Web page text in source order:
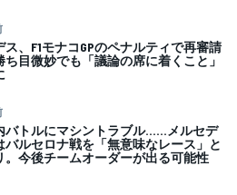
ス、F1モナコGPのペナルティで再審請
ち目微妙でも「議論の席に着くこと」
バトルにマシントラブル……メルセデ
バルセロナ戦を「無意味なレース」と
。今後チームオーダーが出る可能性